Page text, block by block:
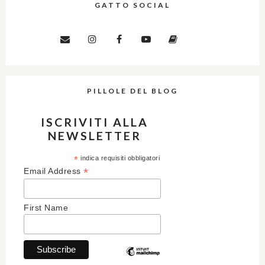
GATTO SOCIAL
PILLOLE DEL BLOG
ISCRIVITI ALLA
NEWSLETTER
* indica requisiti obbligatori
Email Address *
First Name